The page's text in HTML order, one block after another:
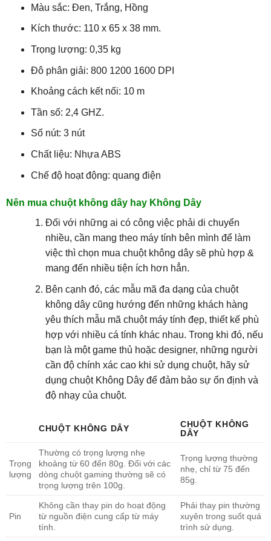
Màu sắc: Đen, Trắng, Hồng
Kích thước: 110 x 65 x 38 mm.
Trọng lượng: 0,35 kg
Đô phân giải: 800 1200 1600 DPI
Khoảng cách kết nối: 10 m
Tần số: 2,4 GHZ.
Số nút: 3 nút
Chất liệu: Nhựa ABS
Chế độ hoạt động: quang điện
Nên mua chuột không dây hay Không Dây
Đối với những ai có công việc phải di chuyển
nhiều, cần mang theo máy tính bên mình để làm
việc thì chọn mua chuột không dây sẽ phù hợp &
mang đến nhiều tiện ích hơn hẳn.
Bên cạnh đó, các mẫu mã đa dạng của chuột
không dây cũng hướng đến những khách hàng
yêu thích mẫu mã chuột máy tính đẹp, thiết kế phù
hợp với nhiều cá tính khác nhau. Trong khi đó, nếu
bạn là một game thủ hoặc designer, những người
cần độ chính xác cao khi sử dụng chuột, hãy sử
dụng chuột Không Dây để đảm bảo sự ổn định và
độ nhạy của chuột.
CHUỘT KHÔNG DÂY
CHUỘT KHÔNG
DÂY
Trọng
lượng
Thường có trọng lượng nhẹ
khoảng từ 60 đến 80g. Đối với các
dòng chuột gaming thường sẽ có
trọng lượng trên 100g.
Trọng lượng thường
nhẹ, chỉ từ 75 đến
85g.
Pin
Không cần thay pin do hoạt động
từ nguồn điện cung cấp từ máy
tính.
Phải thay pin thường
xuyên trong suốt quá
trình sử dụng.